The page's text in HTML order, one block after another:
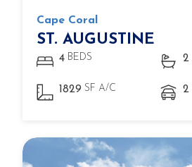
Cape Coral
ST. AUGUSTINE
4 BEDS 2
1829 SF A/C 2